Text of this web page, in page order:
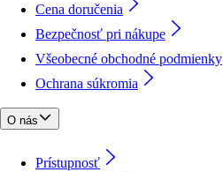
Cena doručenia
Bezpečnosť pri nákupe
Všeobecné obchodné podmienky
Ochrana súkromia
O nás
Prístupnosť